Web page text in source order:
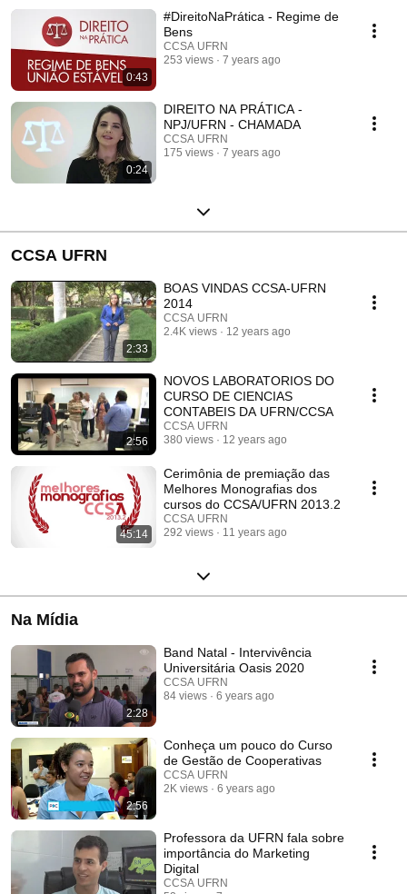
0:43
#DireitoNaPrática - Regime de
Bens
CCSA UFRN
253 views
7 years ago
0:24
DIREITO NA PRÁTICA -
NPJ/UFRN - CHAMADA
CCSA UFRN
175 views
7 years ago
CCSA UFRN
2:33
BOAS VINDAS CCSA-UFRN
2014
CCSA UFRN
2.4K views
12 years ago
2:56
NOVOS LABORATORIOS DO
CURSO DE CIENCIAS
CONTABEIS DA UFRN/CCSA
CCSA UFRN
380 views
12 years ago
45:14
Cerimônia de premiação das
Melhores Monografias dos
cursos do CCSA/UFRN 2013.2
CCSA UFRN
292 views
11 years ago
Na Mídia
2:28
Band Natal - Intervivência
Universitária Oasis 2020
CCSA UFRN
84 views
6 years ago
2:56
Conheça um pouco do Curso
de Gestão de Cooperativas
CCSA UFRN
2K views
6 years ago
Professora da UFRN fala sobre
importância do Marketing
Digital
CCSA UFRN